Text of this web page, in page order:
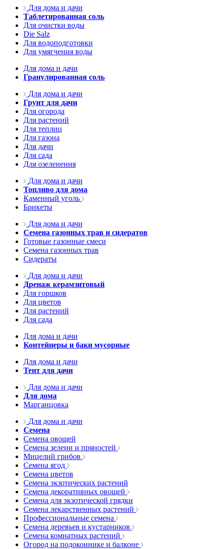
Для дома и дачи
Таблетированная соль
Для очистки воды
Die Salz
Для водоподготовки
Для умягчения воды
Для дома и дачи
Гранулированная соль
Для дома и дачи
Грунт для дачи
Для огорода
Для растений
Для теплиц
Для газона
Для дачи
Для сада
Для озеленения
Для дома и дачи
Топливо для дома
Каменный уголь
Брикеты
Для дома и дачи
Семена газонных трав и сидератов
Готовые газонные смеси
Семена газонных трав
Сидераты
Для дома и дачи
Дренаж керамзитовый
Для горшков
Для цветов
Для растений
Для сада
Для дома и дачи
Контейнеры и баки мусорные
Для дома и дачи
Тент для дачи
Для дома и дачи
Для дома
Марганцовка
Для дома и дачи
Семена
Семена овощей
Семена зелени и пряностей
Мицелий грибов
Семена ягод
Семена цветов
Семена экзотических растений
Семена декоративных овощей
Семена для экзотической грядки
Семена лекарственных растений
Профессиональные семена
Семена деревьев и кустарников
Семена комнатных растений
Огород на подоконнике и балконе